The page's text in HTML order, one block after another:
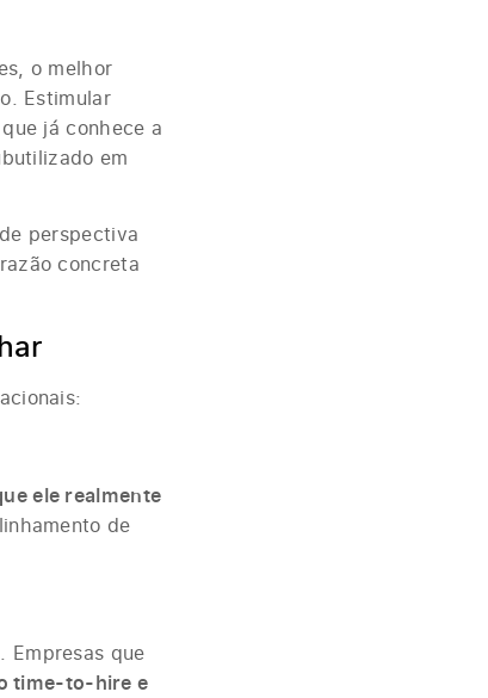
o melhor
Estimular
já conhece a
em
perspectiva
concreta
ele realmente
de
Empresas que
time-to-hire e